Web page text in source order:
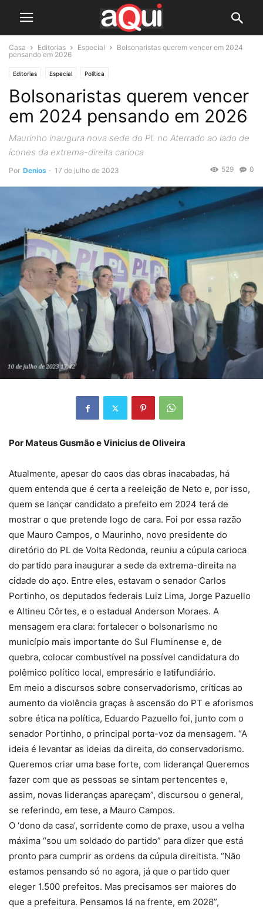
Casa Editorias Especial
Bolsonaristas querem vencer em 2024
pensando em 2026
Editorias Especial Política
Bolsonaristas querem vencer
em 2024 pensando em 2026
Maurinho inaugura nova sede do PL no Aterrado ao lado de
ícones da extrema-direita carioca
Por Denios - 17 de julho de 2023 0
529
Por Mateus Gusmão e Vinicius de Oliveira
Atualmente, apesar do caos das obras inacabadas, há
quem entenda que é certa a reeleição de Neto e, por isso,
quem se lançar candidato a prefeito em 2024 terá de
mostrar o que pretende logo de cara. Foi por essa razão
que Mauro Campos, o Maurinho, novo presidente do
diretório do PL de Volta Redonda, reuniu a cúpula carioca
do partido para inaugurar a sede da extrema-direita na
cidade do aço. Entre eles, estavam o senador Carlos
Portinho, os deputados federais Luiz Lima, Jorge Pazuello
e Altineu Côrtes, e o estadual Anderson Moraes. A
mensagem era clara: fortalecer o bolsonarismo no
município mais importante do Sul Fluminense e, de
quebra, colocar combustível na possível candidatura do
polêmico político local, empresário e latifundiário.
Em meio a discursos sobre conservadorismo, críticas ao
aumento da violência graças à ascensão do PT e aforismos
sobre ética na política, Eduardo Pazuello foi, junto com o
senador Portinho, o principal porta-voz da mensagem. “A
ideia é levantar as ideias da direita, do conservadorismo.
Queremos criar uma base forte, com liderança! Queremos
fazer com que as pessoas se sintam pertencentes e,
assim, novas lideranças apareçam”, discursou o general,
se referindo, em tese, a Mauro Campos.
O ‘dono da casa’, sorridente como de praxe, usou a velha
máxima “sou um soldado do partido” para dizer que está
pronto para cumprir as ordens da cúpula direitista. “Não
estamos pensando só no agora, já que o partido quer
eleger 1.500 prefeitos. Mas precisamos ser maiores do
que a prefeitura. Pensamos lá na frente, em 2028”,